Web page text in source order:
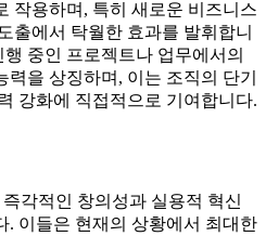
작용하며, 특히 새로운 비즈니스
출에서 탁월한 효과를 발휘합니
중인 프로젝트나 업무에서의
을 상징하며, 이는 조직의 단기
강화에 직접적으로 기여합니다.
각적인 창의성과 실용적 혁신
. 이들은 현재의 상황에서 최대한